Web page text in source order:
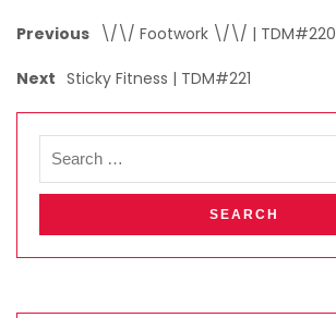
Previous \/\/ Footwork \/\/ | TDM#220
Next Sticky Fitness | TDM#221